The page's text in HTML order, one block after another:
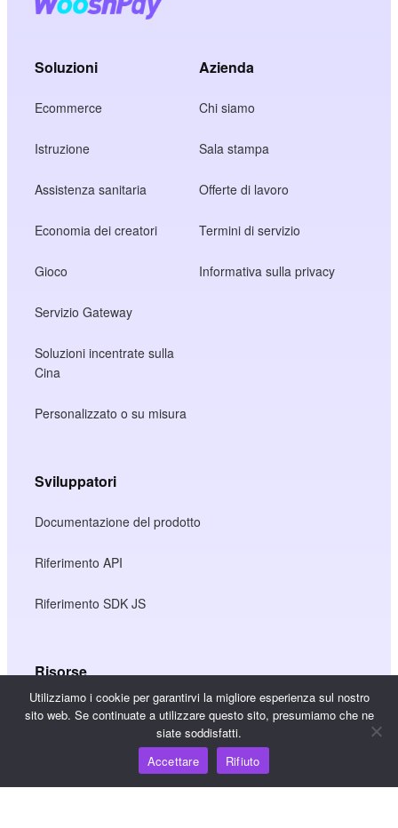
Soluzioni
Ecommerce
Istruzione
Assistenza sanitaria
Economia dei creatori
Gioco
Servizio Gateway
Soluzioni incentrate sulla
Cina
Personalizzato o su misura
Azienda
Chi siamo
Sala stampa
Offerte di lavoro
Termini di servizio
Informativa sulla privacy
Sviluppatori
Documentazione del prodotto
Riferimento API
Riferimento SDK JS
Risorse
Hub della conoscenza
Utilizziamo i cookie per garantirvi la migliore esperienza sul nostro
sito web. Se continuate a utilizzare questo sito, presumiamo che ne
siate soddisfatti.
Accettare
Rifiuto